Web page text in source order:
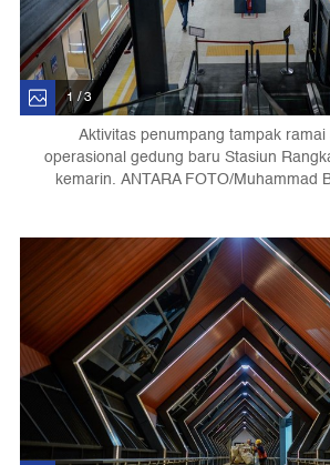
1 / 3
Aktivitas penumpang tampak
operasional gedung baru Stasiun
kemarin. ANTARA FOTO/Muhammad